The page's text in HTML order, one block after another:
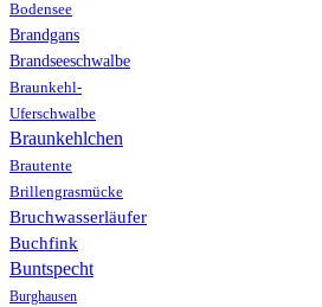
Bodensee
Brandgans
Brandseeschwalbe
Braunkehl-
Uferschwalbe
Braunkehlchen
Brautente
Brillengrasmücke
Bruchwasserläufer
Buchfink
Buntspecht
Burghausen